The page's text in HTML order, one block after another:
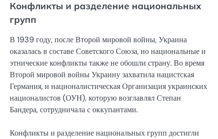
Конфликты и разделение национальных
групп
В 1939 году, после Второй мировой войны, Украина
оказалась в составе Советского Союза, но национальные и
этнические конфликты также не обошли страну. Во время
Второй мировой войны Украину захватила нацистская
Германия, и националистическая Организация украинских
националистов (ОУН), которую возглавлял Степан
Бандера, сотрудничала с оккупантами.
Конфликты и разделение национальных групп достигли